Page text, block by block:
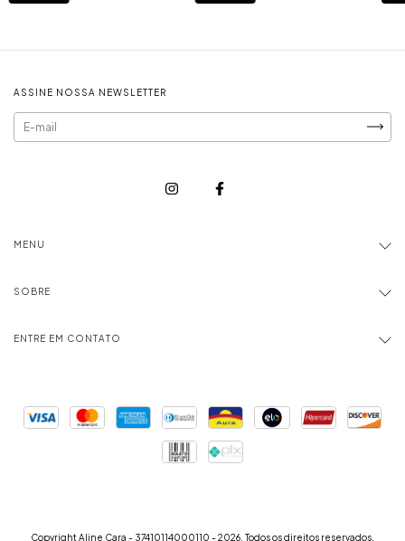
ASSINE NOSSA NEWSLETTER
MENU
SOBRE
ENTRE EM CONTATO
Copyright Aline Cara - 37410114000110 - 2026. Todos os direitos reservados.